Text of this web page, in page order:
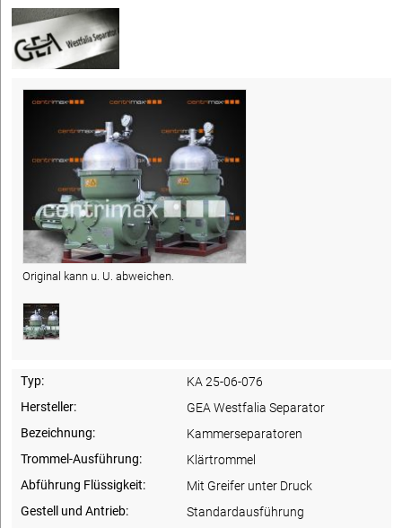
Original kann u. U. abweichen.
Typ:
KA 25-06-076
Hersteller:
GEA Westfalia Separator
Bezeichnung:
Kammerseparatoren
Trommel-Ausführung:
Klärtrommel
Abführung Flüssigkeit:
Mit Greifer unter Druck
Gestell und Antrieb:
Standardausführung